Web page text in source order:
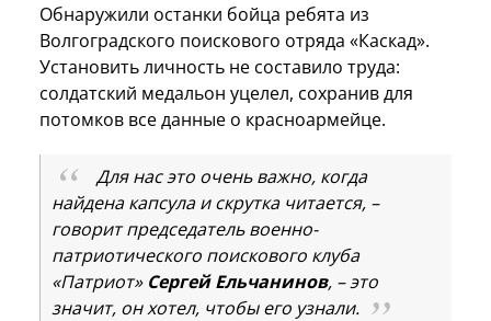
Обнаружили останки бойца ребята из
Волгоградского поискового отряда «Каскад».
Установить личность не составило труда:
солдатский медальон уцелел, сохранив для
потомков все данные о красноармейце.
Для нас это очень важно, когда
найдена капсула и скрутка читается, –
говорит председатель военно-
патриотического поискового клуба
«Патриот» Сергей Ельчанинов, – это
значит, он хотел, чтобы его узнали.